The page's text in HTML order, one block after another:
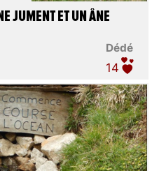
Dédé
JUMENT ET UN ÂNE
14